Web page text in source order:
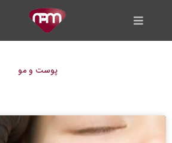
پوست و مو
برگه